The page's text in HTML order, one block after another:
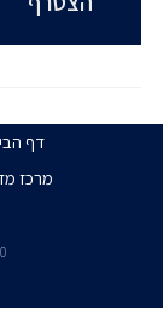
דף
מרכז
2020